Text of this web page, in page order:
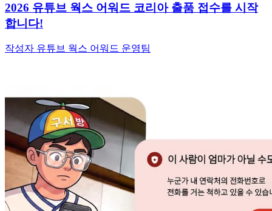
2026 유튜브 웍스 어워드 코리아 출품 접수를 시작
합니다!
작성자 유튜브 웍스 어워드 운영팀